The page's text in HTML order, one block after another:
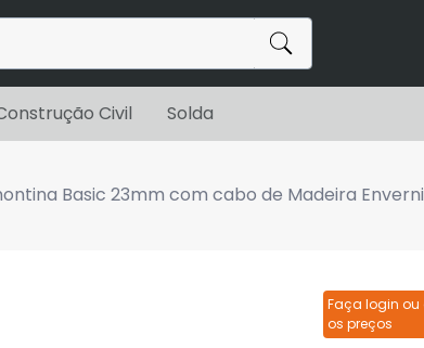
Civil Solda
Basic 23mm com cabo de Madeira
Faça login
os preços